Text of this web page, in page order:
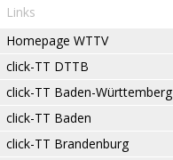
Links
Homepage WTTV
click-TT DTTB
click-TT Baden-Württemberg
click-TT Baden
click-TT Brandenburg